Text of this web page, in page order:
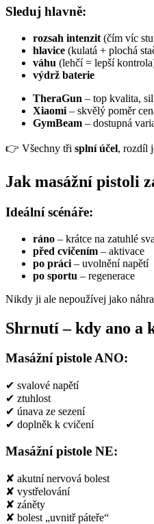
Sleduj hlavně:
rozsah intenzit (čím víc
hlavice (kulatá + plochá
váhu (lehčí = lepší
výdrž baterie
TheraGun – top kvalita,
Xiaomi – skvělý poměr
GymBeam – dostupná
👉 Všechny tři splní účel, rozdíl
Jak masážní pistoli
Ideální scénáře:
ráno – krátce na zatuhlé
před cvičením – aktivace
po práci – uvolnění napětí
po sportu – regenerace
Nikdy ji ale nepoužívej jako
Shrnutí – kdy ano a
Masážní pistole ANO:
✔ svalové napětí
✔ ztuhlost
✔ únava ze sezení
✔ doplněk k cvičení
Masážní pistole NE:
✘ akutní nervová bolest
✘ vystřelování
✘ záněty
✘ bolest „uvnitř páteře“